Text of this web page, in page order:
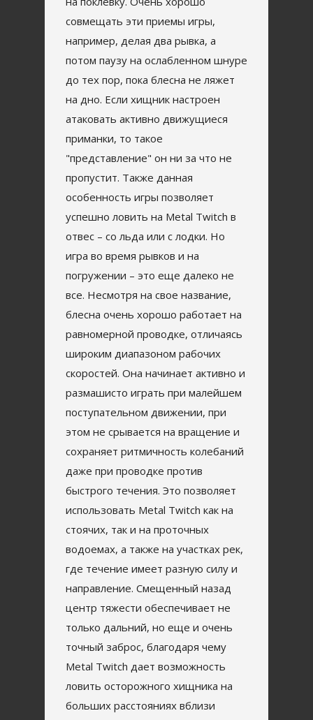
совмещать эти приемы игры,
например, делая два рывка, а
потом паузу на ослабленном шнуре
до тех пор, пока блесна не ляжет
на дно. Если хищник настроен
атаковать активно движущиеся
приманки, то такое
"представление" он ни за что не
пропустит. Также данная
особенность игры позволяет
успешно ловить на Metal Twitch в
отвес – со льда или с лодки. Но
игра во время рывков и на
погружении – это еще далеко не
все. Несмотря на свое название,
блесна очень хорошо работает на
равномерной проводке, отличаясь
широким диапазоном рабочих
скоростей. Она начинает активно и
размашисто играть при малейшем
поступательном движении, при
этом не срывается на вращение и
сохраняет ритмичность колебаний
даже при проводке против
быстрого течения. Это позволяет
использовать Metal Twitch как на
стоячих, так и на проточных
водоемах, а также на участках рек,
где течение имеет разную силу и
направление. Смещенный назад
центр тяжести обеспечивает не
только дальний, но еще и очень
точный заброс, благодаря чему
Metal Twitch дает возможность
ловить осторожного хищника на
больших расстояниях вблизи